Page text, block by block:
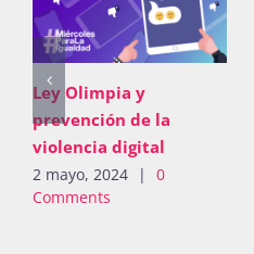
Ley Olimpia y
prevención de la
violencia digital
2 mayo, 2024 |
0
Comments